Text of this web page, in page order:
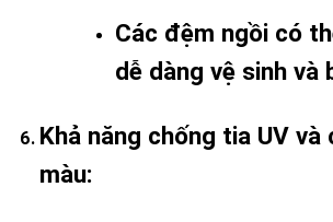
Các đệm ngồi có
dễ dàng vệ sinh và
Khả năng chống tia UV và
màu: